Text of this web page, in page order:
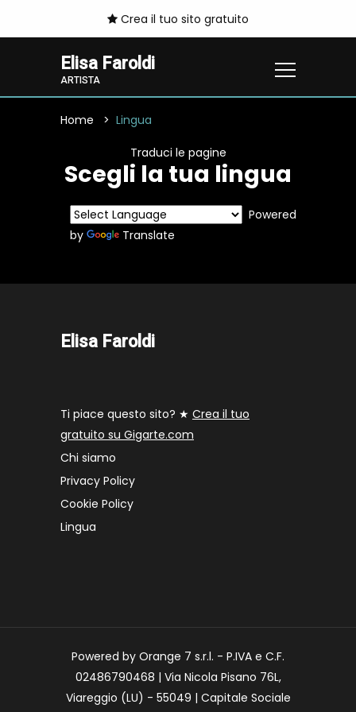
Crea il tuo sito gratuito
Elisa Faroldi
ARTISTA
Home Lingua
Traduci le pagine
Scegli la tua lingua
Powered
by
Translate
Elisa Faroldi
Ti piace questo sito? ★ Crea il tuo
gratuito su Gigarte.com
Chi siamo
Privacy Policy
Cookie Policy
Lingua
Powered by Orange 7 s.r.l. - P.IVA e C.F.
02486790468 | Via Nicola Pisano 76L,
Viareggio (LU) - 55049 | Capitale Sociale